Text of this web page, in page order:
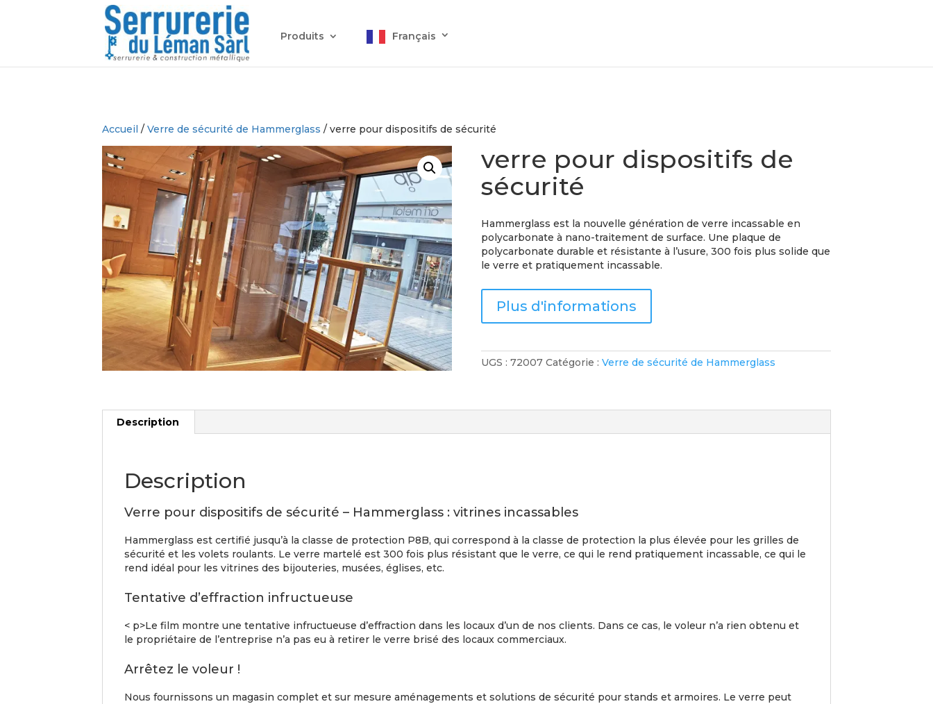
Produits Français
Accueil / Verre de sécurité de Hammerglass / verre pour dispositifs de sécurité
verre pour dispositifs de
sécurité
Hammerglass est la nouvelle génération de verre incassable en
polycarbonate à nano-traitement de surface. Une plaque de
polycarbonate durable et résistante à l’usure, 300 fois plus solide que
le verre et pratiquement incassable.
Plus d'informations
UGS : 72007 Catégorie : Verre de sécurité de Hammerglass
Description
Description
Verre pour dispositifs de sécurité – Hammerglass : vitrines incassables
Hammerglass est certifié jusqu’à la classe de protection P8B, qui correspond à la classe de protection la plus élevée pour les grilles de
sécurité et les volets roulants. Le verre martelé est 300 fois plus résistant que le verre, ce qui le rend pratiquement incassable, ce qui le
rend idéal pour les vitrines des bijouteries, musées, églises, etc.
Tentative d’effraction infructueuse
< p>Le film montre une tentative infructueuse d’effraction dans les locaux d’un de nos clients. Dans ce cas, le voleur n’a rien obtenu et
le propriétaire de l’entreprise n’a pas eu à retirer le verre brisé des locaux commerciaux.
Arrêtez le voleur !
Nous fournissons un magasin complet et sur mesure aménagements et solutions de sécurité pour stands et armoires. Le verre peut